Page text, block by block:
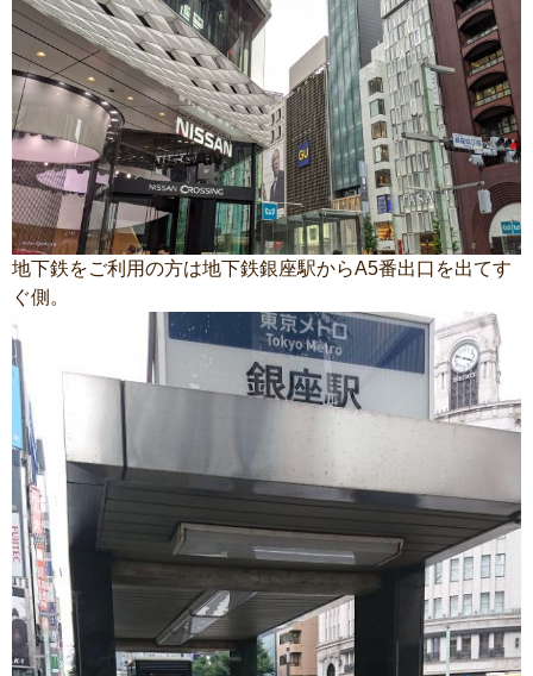
地下鉄をご利用の方は地下鉄銀座駅からA5番出口を出てす
ぐ側。